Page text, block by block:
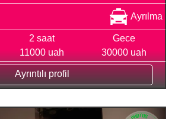
Ayrılma
2 saat
11000 uah
Gece
30000 uah
Ayrıntılı profil